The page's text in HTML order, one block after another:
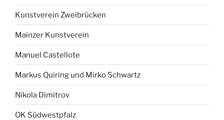
Kunstverein Zweibrücken
Mainzer Kunstverein
Manuel Castellote
Markus Quiring und Mirko Schwartz
Nikola Dimitrov
OK Südwestpfalz